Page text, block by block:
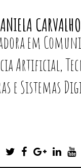
CARVALHO
em
Artificial,
e Sistemas
TWITTERFACEBOOK